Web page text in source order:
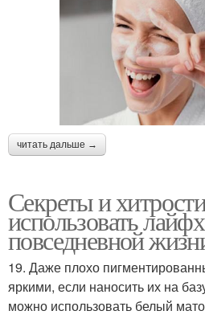
читать дальше →
Секреты и
использовать
повседневной
19. Даже плохо
яркими, если наносить их на
можно использовать белый